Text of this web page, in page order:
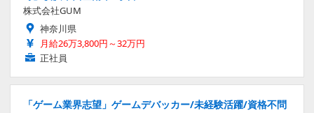
株式会社GUM
神奈川県
月給26万3,800円～32万円
正社員
「ゲーム業界志望」ゲームデバッカー/未経験活躍/資格不問